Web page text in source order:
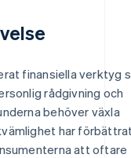
finansiella verktyg
rådgivning och
behöver växla
har
att oftare